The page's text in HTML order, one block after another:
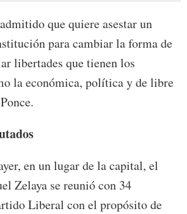
que quiere asestar un
para cambiar la forma de
libertades que tienen los
la económica, política y de libre
en un lugar de la capital, el
Zelaya se reunió con 34
Liberal con el propósito de